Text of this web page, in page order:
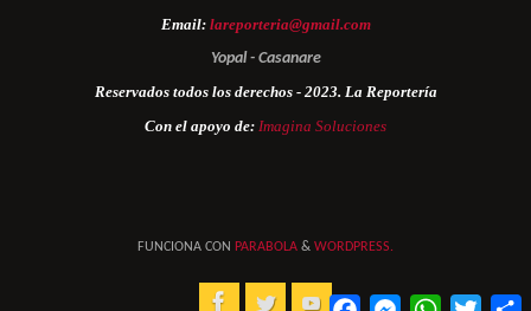
Email: lareporteria@gmail.com
Yopal - Casanare
Reservados todos los derechos - 2023. La Reportería
Con el apoyo de: Imagina Soluciones
FUNCIONA CON PARABOLA & WORDPRESS.
FacebookMessengerWhatsApp
Twitter